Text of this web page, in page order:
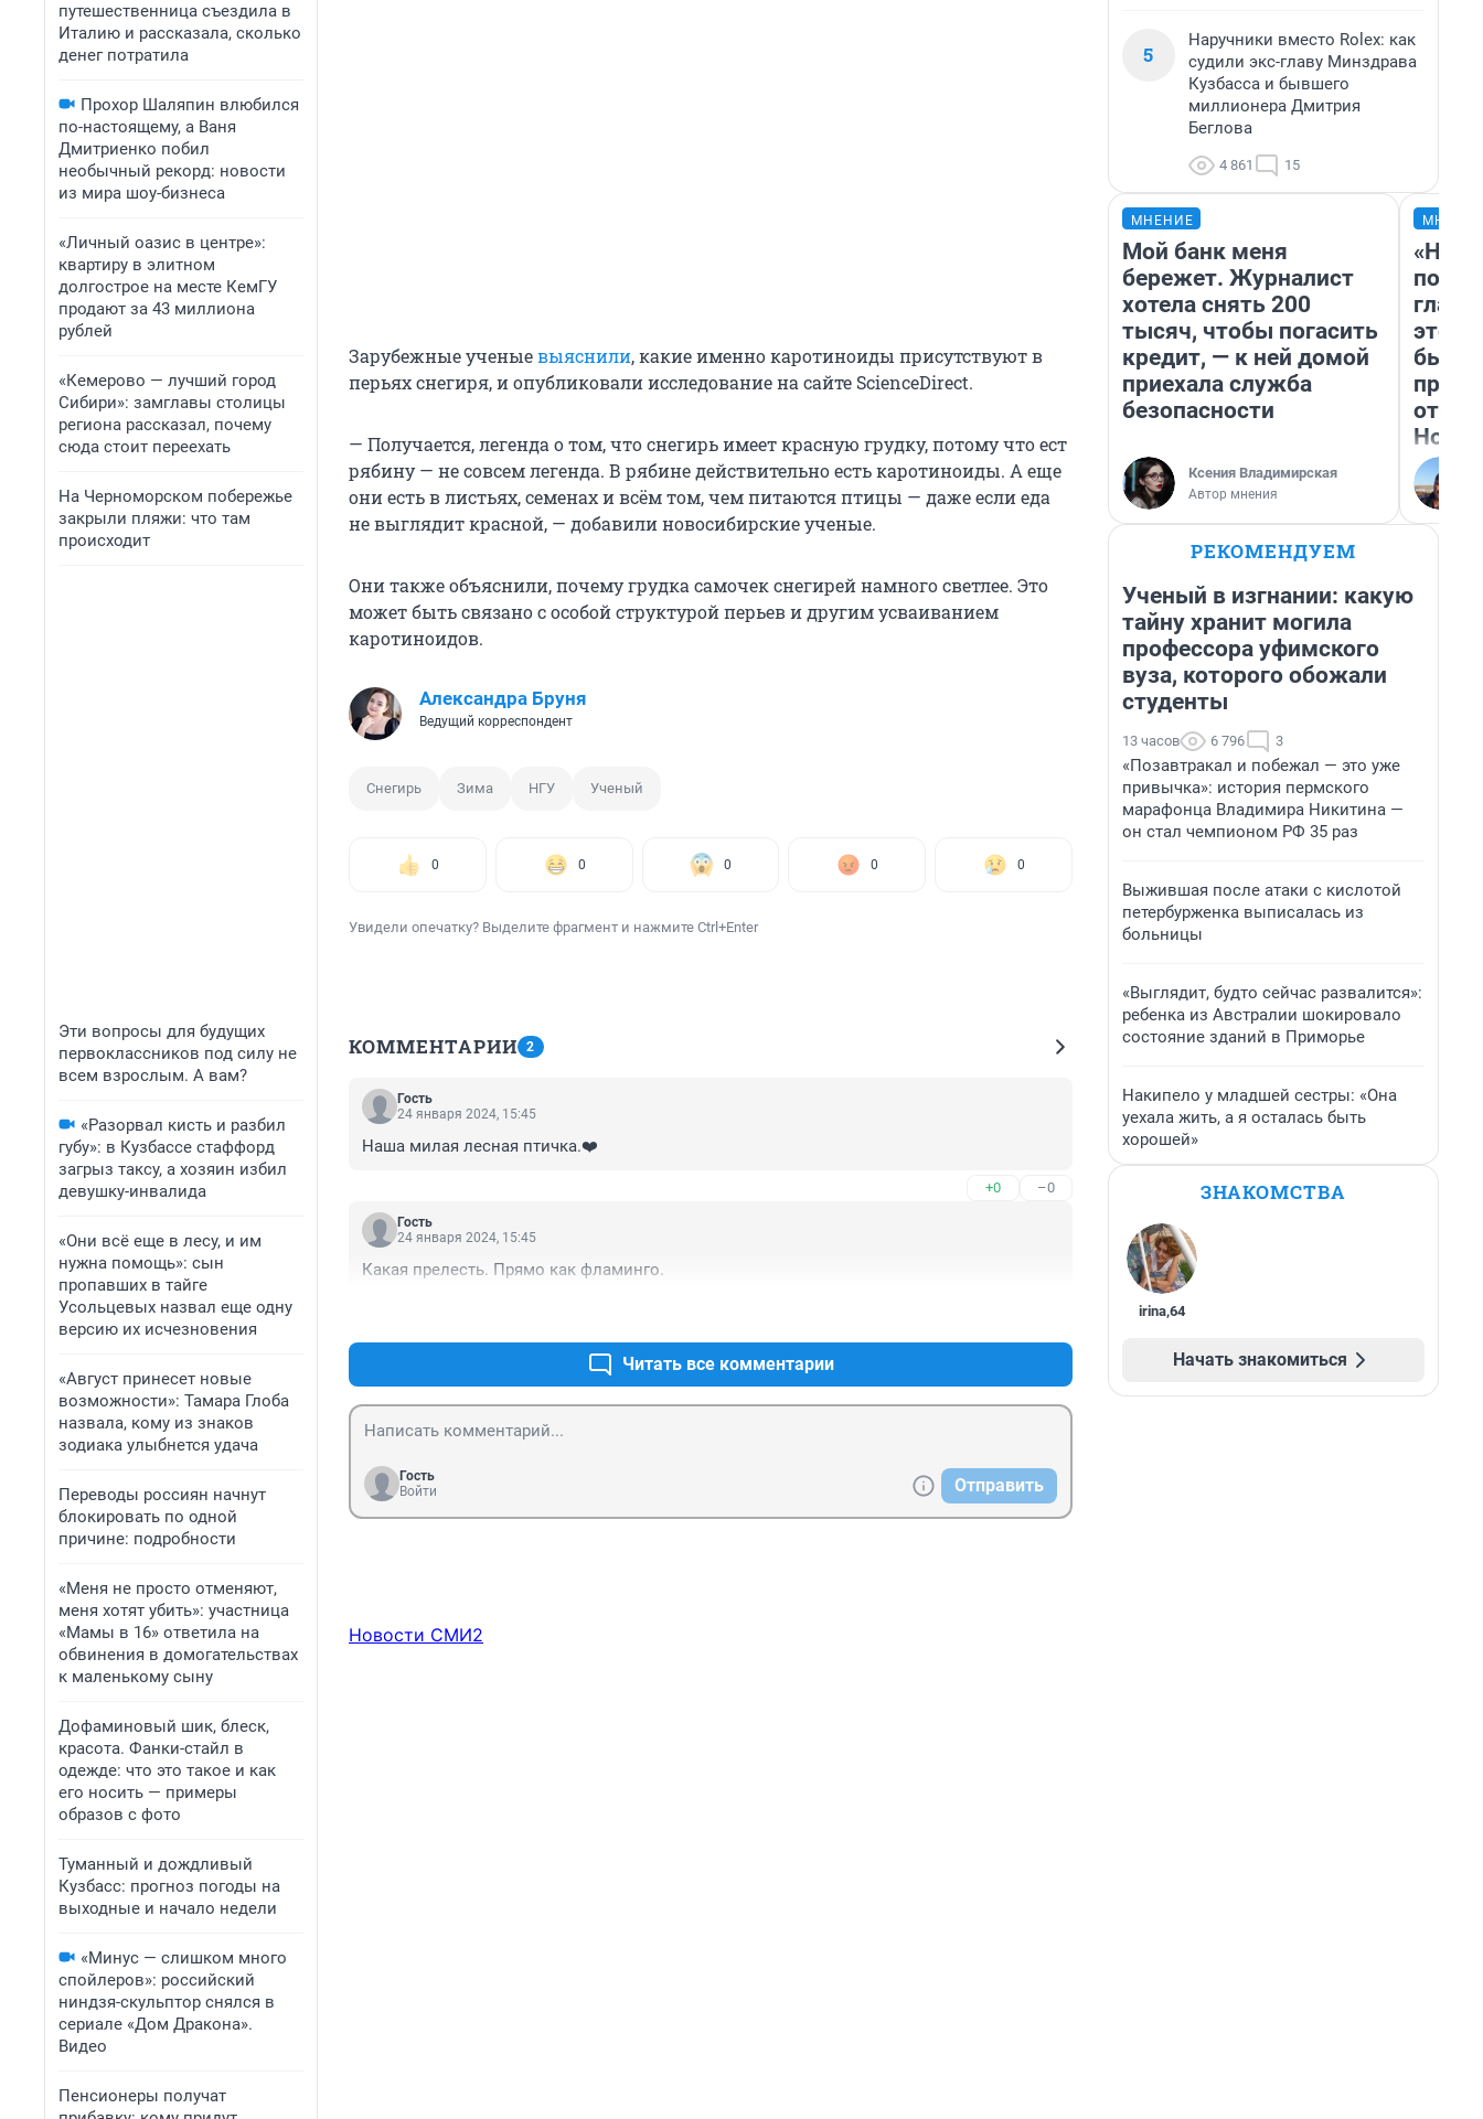
путешественница съездила в
Италию и рассказала, сколько
денег потратила
Прохор Шаляпин влюбился
по-настоящему, а Ваня
Дмитриенко побил
необычный рекорд: новости
из мира шоу-бизнеса
«Личный оазис в центре»:
квартиру в элитном
долгострое на месте КемГУ
продают за 43 миллиона
рублей
«Кемерово — лучший город
Сибири»: замглавы столицы
региона рассказал, почему
сюда стоит переехать
На Черноморском побережье
закрыли пляжи: что там
происходит
Эти вопросы для будущих
первоклассников под силу не
всем взрослым. А вам?
«Разорвал кисть и разбил
губу»: в Кузбассе стаффорд
загрыз таксу, а хозяин избил
девушку-инвалида
«Они всё еще в лесу, и им
нужна помощь»: сын
пропавших в тайге
Усольцевых назвал еще одну
версию их исчезновения
«Август принесет новые
возможности»: Тамара Глоба
назвала, кому из знаков
зодиака улыбнется удача
Переводы россиян начнут
блокировать по одной
причине: подробности
«Меня не просто отменяют,
меня хотят убить»: участница
«Мамы в 16» ответила на
обвинения в домогательствах
к маленькому сыну
Дофаминовый шик, блеск,
красота. Фанки-стайл в
одежде: что это такое и как
его носить — примеры
образов с фото
Туманный и дождливый
Кузбасс: прогноз погоды на
выходные и начало недели
«Минус — слишком много
спойлеров»: российский
ниндзя-скульптор снялся в
сериале «Дом Дракона».
Видео
Пенсионеры получат
Зарубежные ученыевыяснили, какие именно каротиноиды присутствуют в
перьях снегиря, и опубликовали исследование на сайте ScienceDirect.
— Получается, легенда о том, что снегирь имеет красную грудку, потому что ест
рябину — не совсем легенда. В рябине действительно есть каротиноиды. А еще
они есть в листьях, семенах и всём том, чем питаются птицы — даже если еда
не выглядит красной, — добавили новосибирские ученые.
Они также объяснили, почему грудка самочек снегирей намного светлее. Это
может быть связано с особой структурой перьев и другим усваиванием
каротиноидов.
Александра Бруня
Ведущий корреспондент
Снегирь Зима НГУ Ученый
0 0 0 0 0
Увидели опечатку? Выделите фрагмент и нажмите Ctrl+Enter
КОММЕНТАРИИ 2
Гость
24 января 2024, 15:45
Наша милая лесная птичка.❤️
+0 –0
Гость
24 января 2024, 15:45
Какая прелесть. Прямо как фламинго.
Читать все комментарии
Гость
Войти
Отправить
Новости СМИ2
5
Наручники вместо Rolex: как
судили экс-главу Минздрава
Кузбасса и бывшего
миллионера Дмитрия
Беглова
4 861 15
МНЕНИЕ
Мой банк меня
бережет. Журналист
хотела снять 200
тысяч, чтобы погасить
кредит, — к ней домой
приехала служба
безопасности
Ксения Владимирская
Автор мнения
этого
бьет
РЕКОМЕНДУЕМ
Ученый в изгнании: какую
тайну хранит могила
профессора уфимского
вуза, которого обожали
студенты
13 часов 6 796 3
«Позавтракал и побежал — это уже
привычка»: история пермского
марафонца Владимира Никитина —
он стал чемпионом РФ 35 раз
Выжившая после атаки с кислотой
петербурженка выписалась из
больницы
«Выглядит, будто сейчас развалится»:
ребенка из Австралии шокировало
состояние зданий в Приморье
Накипело у младшей сестры: «Она
уехала жить, а я осталась быть
хорошей»
ЗНАКОМСТВА
irina,64
Начать знакомиться